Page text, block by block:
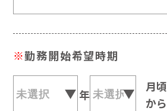
※勤務開始希望時期
年
月頃
から